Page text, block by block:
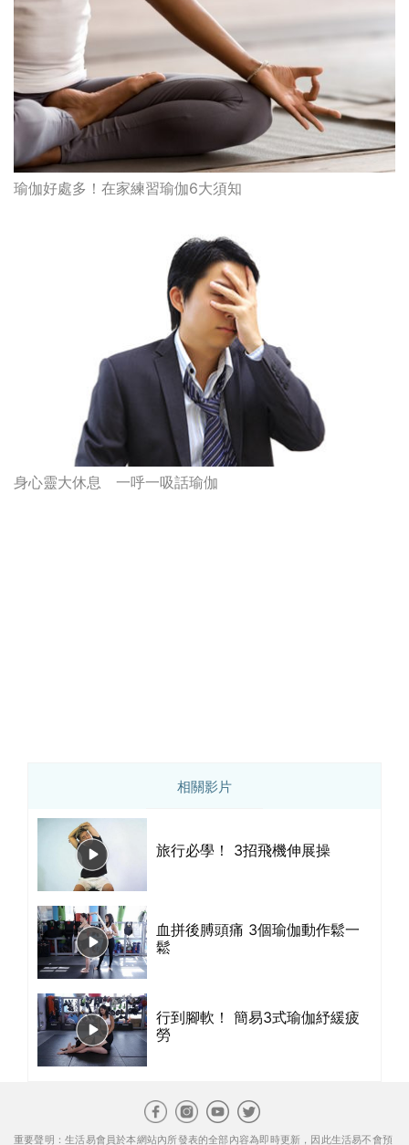
瑜伽好處多！在家練習瑜伽6大須知
身心靈大休息 一呼一吸話瑜伽
相關影片
旅行必學！ 3招飛機伸展操
血拼後膊頭痛 3個瑜伽動作鬆一
鬆
行到腳軟！ 簡易3式瑜伽紓緩疲
勞
重要聲明：生活易會員於本網站內所發表的全部內容為即時更新，因此生活易不會預